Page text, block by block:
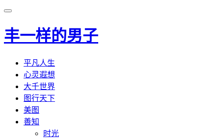
丰一样的男子
平凡人生
心灵遐想
大千世界
图行天下
美图
善知
时光